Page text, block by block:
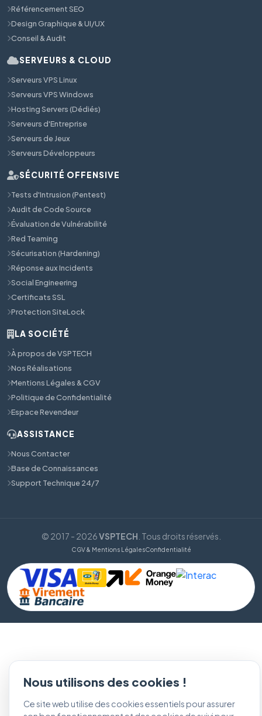
Référencement SEO
Design Graphique & UI/UX
Conseil & Audit
SERVEURS & CLOUD
Serveurs VPS Linux
Serveurs VPS Windows
Hosting Servers (Dédiés)
Serveurs d'Entreprise
Serveurs de Jeux
Serveurs Développeurs
SÉCURITÉ OFFENSIVE
Tests d'Intrusion (Pentest)
Audit de Code Source
Évaluation de Vulnérabilité
Red Teaming
Sécurisation (Hardening)
Réponse aux Incidents
Social Engineering
Certificats SSL
Protection SiteLock
LA SOCIÉTÉ
À propos de VSPTECH
Nos Réalisations
Mentions Légales & CGV
Politique de Confidentialité
Espace Revendeur
ASSISTANCE
Nous Contacter
Base de Connaissances
Support Technique 24/7
© 2017 - 2026VSPTECH . Tous droits réservés.
CGV & Mentions LégalesConfidentialité
Nous utilisons des cookies !
Ce site web utilise des cookies essentiels pour assurer